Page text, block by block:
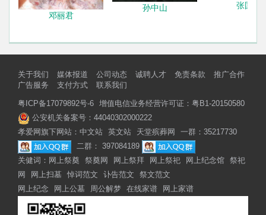
邓丽君
孙中山 张国荣
关于我们 媒体报道 公司动态 诚聘人才 免责条款
推广合作
广告服务
支付方式 联系我们
粤ICP备17079892号-6 增值电信业务经营许可证：粤B1-20150580
公安机关备案号：44040302000222
孝爱网旗下网站： 中文站 英文站 天堂殡葬网
一群：35217730
二群： 397084189
关健词： 网上祭奠 祭奠网 网上祭拜 网上祭祀 网上纪念馆 祭祀
网
网上扫墓 悼词范文 讣告范文
祭文范文
网上纪念
网上公墓 周公解梦 在线家谱 网上家谱